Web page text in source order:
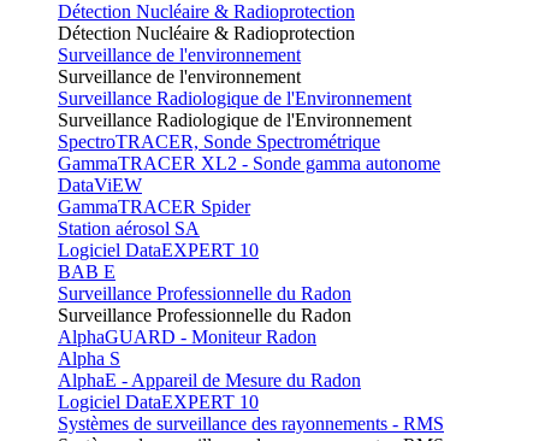
Détection Nucléaire & Radioprotection
Détection Nucléaire & Radioprotection
Surveillance de l'environnement
Surveillance de l'environnement
Surveillance Radiologique de l'Environnement
Surveillance Radiologique de l'Environnement
SpectroTRACER, Sonde Spectrométrique
GammaTRACER XL2 - Sonde gamma autonome
DataViEW
GammaTRACER Spider
Station aérosol SA
Logiciel DataEXPERT 10
BAB E
Surveillance Professionnelle du Radon
Surveillance Professionnelle du Radon
AlphaGUARD - Moniteur Radon
Alpha S
AlphaE - Appareil de Mesure du Radon
Logiciel DataEXPERT 10
Systèmes de surveillance des rayonnements - RMS